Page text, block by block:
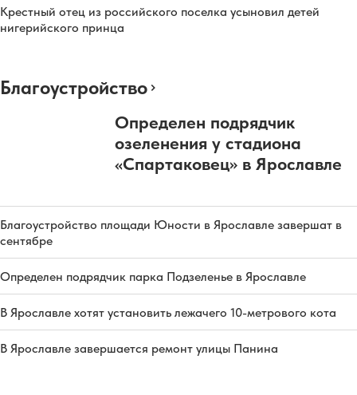
Крестный отец из российского поселка усыновил детей
нигерийского принца
Благоустройство
Определен подрядчик
озеленения у стадиона
«Спартаковец» в Ярославле
Благоустройство площади Юности в Ярославле завершат в
сентябре
Определен подрядчик парка Подзеленье в Ярославле
В Ярославле хотят установить лежачего 10-метрового кота
В Ярославле завершается ремонт улицы Панина